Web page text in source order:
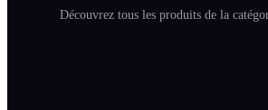
Découvrez tous les produits de la